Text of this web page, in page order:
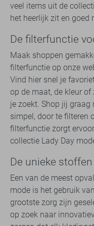
veel items uit de
het heerlijk zit en goed
De filterfunctie
Maak shoppen
filterfunctie op onze
Vind hier snel je
op de maat, de kleur
je zoekt. Shop jij graag
simpel, door te filteren
filterfunctie zorgt
collectie Lady Day
De unieke
Een van de meest
mode is het gebruik
grootste zorg zijn
op zoek naar